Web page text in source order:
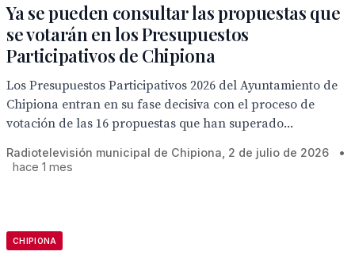
Ya se pueden consultar las propuestas que
se votarán en los Presupuestos
Participativos de Chipiona
Los Presupuestos Participativos 2026 del Ayuntamiento de
Chipiona entran en su fase decisiva con el proceso de
votación de las 16 propuestas que han superado...
Radiotelevisión municipal de Chipiona, 2 de julio de 2026
•
hace 1 mes
CHIPIONA